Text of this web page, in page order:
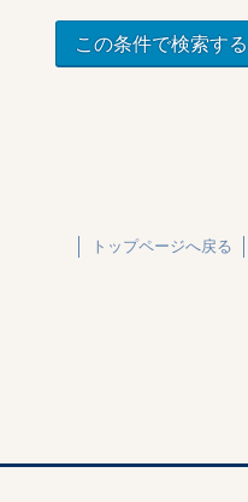
この条件で検索する
トップページへ戻る